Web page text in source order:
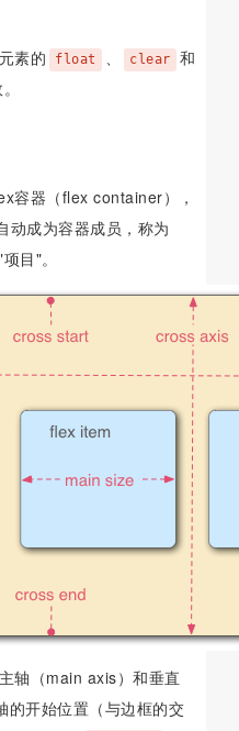
素的 float 、 clear 和
容器（flex container），
动成为容器成员，称为
目"。
轴（main axis）和垂直
的开始位置（与边框的交